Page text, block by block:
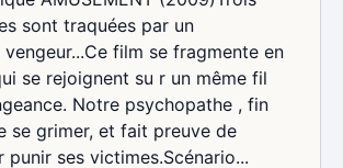
sont traquées par un
film se fragmente en
se rejoignent su r un même fil
Notre psychopathe , fin
se grimer, et fait preuve de
punir ses victimes.Scénario...